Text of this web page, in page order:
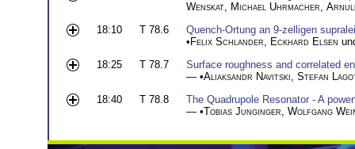
Wenskat Michael Uhrmacher
18:10
T 78.6
Quench-Ortung an 9-zelligen
•Felix Schlander Eckhard Elsen
18:25
T 78.7
Surface roughness and correlated
— •Aliaksandr Navitski Stefan
18:40
T 78.8
The Quadrupole Resonator - A
— •Tobias Junginger Wolfgang